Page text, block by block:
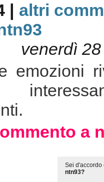
| altri
venerdì
emozioni
a
Sei d'accordo
ntn93?